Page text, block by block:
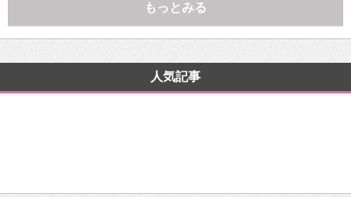
もっとみる
人気記事